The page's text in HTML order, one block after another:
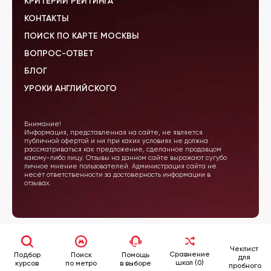
КОНТАКТЫ
ПОИСК ПО КАРТЕ МОСКВЫ
ВОПРОС-ОТВЕТ
БЛОГ
УРОКИ АНГЛИЙСКОГО
Внимание!
Информация, представленная на сайте, не является
публичной офертой и ни при каких условиях не должна
рассматриваться как предложение, сделанное продавцом
какому-либо лицу. Отзывы на данном сайте выражают сугубо
личное мнение пользователей. Администрация сайта не
несёт ответственности за достоверность информации в
отзывах.
Подбор
курсов
Поиск
по метро
Помощь
в выборе
Сравнение
школ (0)
Чеклист
для
пробного